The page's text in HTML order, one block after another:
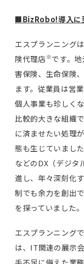
■BizRobo!導入に
エスプランニング
険代理店※です。
害保険、生命保険
ます。従業員は営
個人事業も珍しく
比較的大きな組織
に済ませたい処理
態も生じていまし
などのDX（デジタ
進し、年々深刻化
制でも余力を創出
を探っていました。
エスプランニング
は、IT関連の展示